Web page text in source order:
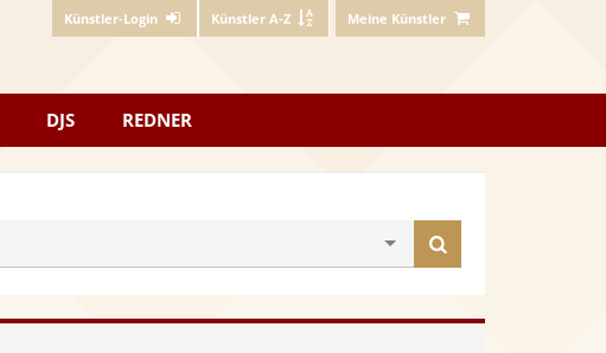
Künstler-Login Künstler A-Z Meine Künstler
DJS REDNER
finden